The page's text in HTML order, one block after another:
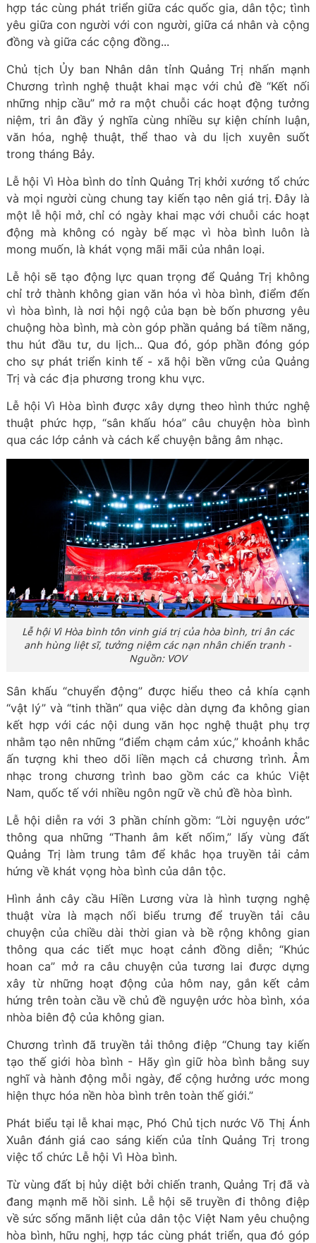
hợp tác cùng phát triển giữa các quốc gia, dân tộc; tình
yêu giữa con người với con người, giữa cá nhân và cộng
đồng và giữa các cộng đồng...
Chủ tịch Ủy ban Nhân dân tỉnh Quảng Trị nhấn mạnh
Chương trình nghệ thuật khai mạc với chủ đề “Kết nối
những nhịp cầu” mở ra một chuỗi các hoạt động tưởng
niệm, tri ân đầy ý nghĩa cùng nhiều sự kiện chính luận,
văn hóa, nghệ thuật, thể thao và du lịch xuyên suốt
trong tháng Bảy.
Lễ hội Vì Hòa bình do tỉnh Quảng Trị khởi xướng tổ chức
và mọi người cùng chung tay kiến tạo nên giá trị. Đây là
một lễ hội mở, chỉ có ngày khai mạc với chuỗi các hoạt
động mà không có ngày bế mạc vì hòa bình luôn là
mong muốn, là khát vọng mãi mãi của nhân loại.
Lễ hội sẽ tạo động lực quan trọng để Quảng Trị không
chỉ trở thành không gian văn hóa vì hòa bình, điểm đến
vì hòa bình, là nơi hội ngộ của bạn bè bốn phương yêu
chuộng hòa bình, mà còn góp phần quảng bá tiềm năng,
thu hút đầu tư, du lịch... Qua đó, góp phần đóng góp
cho sự phát triển kinh tế - xã hội bền vững của Quảng
Trị và các địa phương trong khu vực.
Lễ hội Vì Hòa bình được xây dựng theo hình thức nghệ
thuật phức hợp, “sân khấu hóa” câu chuyện hòa bình
qua các lớp cảnh và cách kể chuyện bằng âm nhạc.
Lễ hội Vì Hòa bình tôn vinh giá trị của hòa bình, tri ân các
anh hùng liệt sĩ, tưởng niệm các nạn nhân chiến tranh -
Nguồn: VOV
Sân khấu “chuyển động” được hiểu theo cả khía cạnh
“vật lý” và “tinh thần” qua việc dàn dựng đa không gian
kết hợp với các nội dung văn học nghệ thuật phụ trợ
nhằm tạo nên những “điểm chạm cảm xúc,” khoảnh khắc
ấn tượng khi theo dõi liền mạch cả chương trình. Âm
nhạc trong chương trình bao gồm các ca khúc Việt
Nam, quốc tế với nhiều ngôn ngữ về chủ đề hòa bình.
Lễ hội diễn ra với 3 phần chính gồm: “Lời nguyện ước”
thông qua những “Thanh âm kết nốim,” lấy vùng đất
Quảng Trị làm trung tâm để khắc họa truyền tải cảm
hứng về khát vọng hòa bình của dân tộc.
Hình ảnh cây cầu Hiền Lương vừa là hình tượng nghệ
thuật vừa là mạch nối biểu trưng để truyền tải câu
chuyện của chiều dài thời gian và bề rộng không gian
thông qua các tiết mục hoạt cảnh đồng diễn; “Khúc
hoan ca” mở ra câu chuyện của tương lai được dựng
xây từ những hoạt động của hôm nay, gắn kết cảm
hứng trên toàn cầu về chủ đề nguyện ước hòa bình, xóa
nhòa biên độ của không gian.
Chương trình đã truyền tải thông điệp “Chung tay kiến
tạo thế giới hòa bình - Hãy gìn giữ hòa bình bằng suy
nghĩ và hành động mỗi ngày, để cộng hưởng ước mong
hiện thực hóa nền hòa bình trên toàn thế giới.”
Phát biểu tại lễ khai mạc, Phó Chủ tịch nước Võ Thị Ánh
Xuân đánh giá cao sáng kiến của tỉnh Quảng Trị trong
việc tổ chức Lễ hội Vì Hòa bình.
Từ vùng đất bị hủy diệt bởi chiến tranh, Quảng Trị đã và
đang mạnh mẽ hồi sinh. Lễ hội sẽ truyền đi thông điệp
về sức sống mãnh liệt của dân tộc Việt Nam yêu chuộng
hòa bình, hữu nghị, hợp tác cùng phát triển, qua đó góp